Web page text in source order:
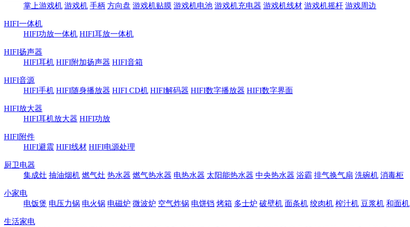
掌上游戏机 游戏机 手柄 方向盘 游戏机贴膜 游戏机电池 游戏机充电器 游戏机线材 游戏机摇杆 游戏周边
HIFI一体机
HIFI功放一体机 HIFI耳放一体机
HIFI扬声器
HIFI耳机 HIFI附加扬声器 HIFI音箱
HIFI音源
HIFI手机 HIFI随身播放器 HIFI CD机 HIFI解码器 HIFI数字播放器 HIFI数字界面
HIFI放大器
HIFI耳机放大器 HIFI功放
HIFI附件
HIFI避震 HIFI线材 HIFI电源处理
厨卫电器
集成灶 抽油烟机 燃气灶 热水器 燃气热水器 电热水器 太阳能热水器 中央热水器 浴霸 排气换气扇 洗碗机 消毒柜
小家电
电饭煲 电压力锅 电火锅 电磁炉 微波炉 空气炸锅 电饼铛 烤箱 多士炉 破壁机 面条机 绞肉机 榨汁机 豆浆机 和面机
生活家电